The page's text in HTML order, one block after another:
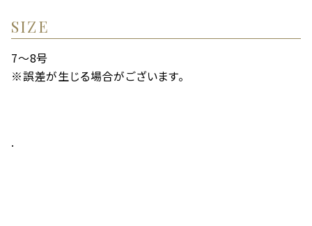
SIZE
7〜8号
※誤差が生じる場合がございます。
.